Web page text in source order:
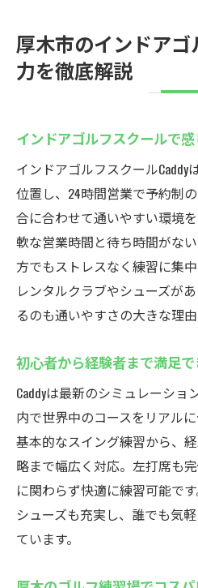
厚木市のインドア
力を徹底解説
インドアゴルフスクールで
インドアゴルフスクール
位置し、24時間営業で予約制
合に合わせて通いやすい環境
軟な営業時間と待ち時間がな
方でもストレスなく練習に集
レンタルクラブやシューズが
るのも通いやすさの大きな理由
初心者から経験者まで満足
Caddyは最新のシミュレーシ
内で世界中のコースをリアル
基本的なスイング練習から、
略まで幅広く対応。左打席も
に関わらず快適に練習可能で
シューズも充実し、誰でも気
ています。